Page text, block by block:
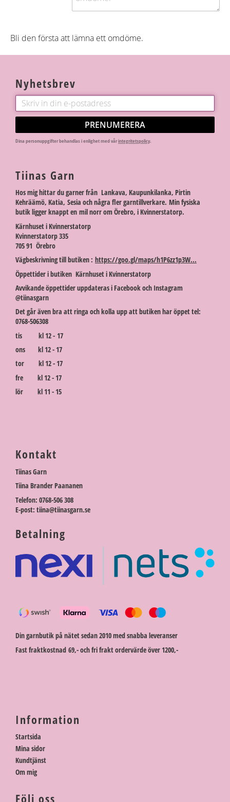
Bli den första att lämna ett omdöme.
Nyhetsbrev
PRENUMERERA
Dina personuppgifter behandlas i enlighet med vårintegritetspolicy.
Tiinas Garn
Hos mig hittar du garner från Lankava, Kaupunkilanka, Pirtin
Kehräämö, Katia, Sesia och några fler garntillverkare. Min fysiska
butik ligger knappt en mil norr om Örebro, i Kvinnerstatorp.
Kärnhuset i Kvinnerstatorp
Kvinnerstatorp 335
705 91 Örebro
Vägbeskrivning till butiken : https://goo.gl/maps/h1P6zz1p3W...
Öppettider i butiken Kärnhuset i Kvinnerstatorp
Avvikande öppettider uppdateras i Facebook och Instagram
@tiinasgarn
Det går även bra att ringa och kolla upp att butiken har öppet tel:
0768-506308
tis kl 12 - 17
ons kl 12 - 17
tor kl 12 - 17
fre kl 12 - 17
lör kl 11 - 15
Kontakt
Tiinas Garn
Tiina Brander Paananen
Telefon: 0768-506 308
E-post: tiina@tiinasgarn.se
Betalning
Din garnbutik på nätet sedan 2010 med snabba leveranser
Fast fraktkostnad 69,- och fri frakt ordervärde över 1200,-
Information
Startsida
Mina sidor
Kundtjänst
Om mig
Följ oss